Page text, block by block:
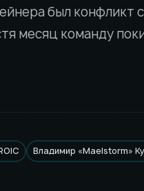
был конфликт с
месяц команду
Владимир «Maelstorm»